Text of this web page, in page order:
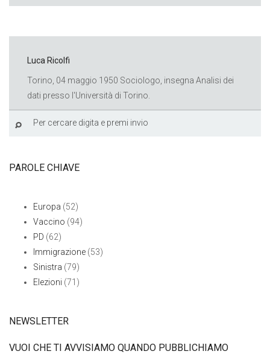
Luca Ricolfi
Torino, 04 maggio 1950 Sociologo, insegna Analisi dei
dati presso l'Università di Torino.
PAROLE CHIAVE
Europa (52)
Vaccino (94)
PD (62)
Immigrazione (53)
Sinistra (79)
Elezioni (71)
NEWSLETTER
VUOI CHE TI AVVISIAMO QUANDO PUBBLICHIAMO